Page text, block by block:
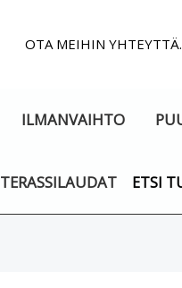
OTA MEIHIN YHTEYTTÄ.
ILMANVAIHTO
TERASSILAUDAT ETSI